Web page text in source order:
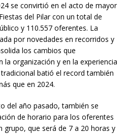
se convirtió en el acto de mayor
del Pilar con un total de
y 110.557 oferentes. La
por novedades en recorridos y
los cambios que
organización y en la experiencia
batió el record también
que en 2024.
del año pasado, también se
de horario para los oferentes
grupo, que será de 7 a 20 horas y